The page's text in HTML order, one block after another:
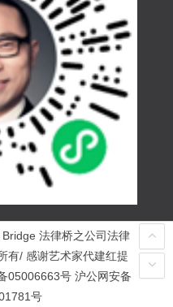
法律桥之公司法律
有/ 感谢艺术家代建红提
05006663号 沪公网安备
号